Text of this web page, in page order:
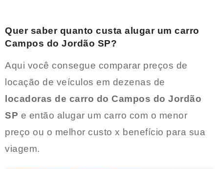
Quer saber quanto custa alugar um carro
Campos do Jordão SP?
Aqui você consegue comparar preços de
locação de veículos em dezenas de
locadoras de carro do Campos do Jordão
SP e então alugar um carro com o menor
preço ou o melhor custo x benefício para sua
viagem.